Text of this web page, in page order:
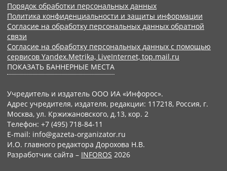
Порядок обработки персональных данных
Политика конфиденциальности и защиты информации
Согласие на обработку персональных данных обратной
связи
Согласие на обработку персональных данных с помощью
сервисов Yandex.Metrika, LiveInternet, top.mail.ru
ПОКАЗАТЬ БАННЕРНЫЕ МЕСТА
Учредитель и издатель ООО ИА «Инфорос».
Адрес учредителя, издателя, редакции: 117218, Россия, г.
Москва, ул. Кржижановского, д.13, кор. 2
Телефон: +7 (495) 718-84-11
E-mail: info@gazeta-organizator.ru
И.О. главного редактора Дорохова Н.В.
Разработчик сайта – INFOROS 2026